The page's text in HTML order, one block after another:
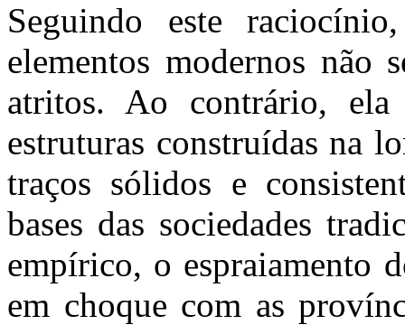
Seguindo este
elementos modernos não
atritos. Ao contrário,
estruturas construídas na
traços sólidos e
bases das sociedades
empírico, o espraiamento
em choque com as